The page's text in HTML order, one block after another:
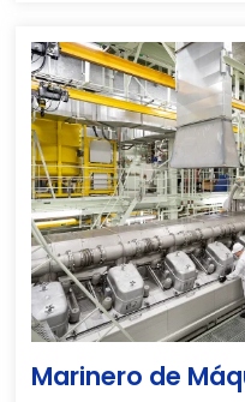
Marinero de